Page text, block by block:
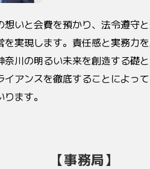
想いと会費を預かり、法令遵守
を実現します。責任感と実務力
川の明るい未来を創造する礎と
イアンスを徹底することによっ
ます。
【事務局】